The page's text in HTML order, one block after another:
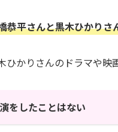
恭平さんと黒木ひかりさ
かりさんのドラマや映
をしたことはない